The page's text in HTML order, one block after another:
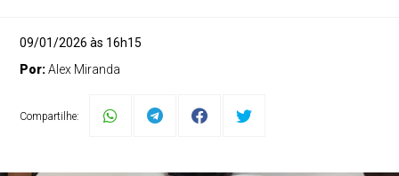
09/01/2026 às 16h15
Por:Alex Miranda
Compartilhe: